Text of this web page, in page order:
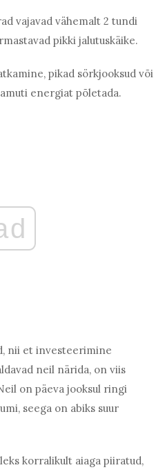
vajavad vähemalt 2 tundi
pikki jalutuskäike.
pikad sörkjooksud või
energiat põletada.
nii et investeerimine
neil närida, on viis
on päeva jooksul ringi
seega on abiks suur
korralikult aiaga piiratud,